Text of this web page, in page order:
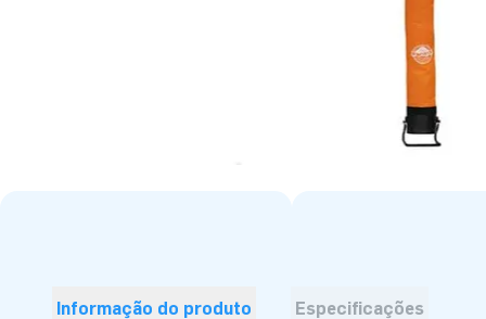
Informação do produto Especificações